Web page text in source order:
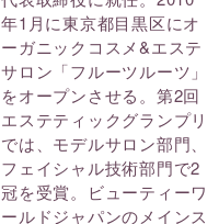
年1月に東京都目黒区にオ
ーガニックコスメ&エステ
サロン「フルーツルーツ」
をオープンさせる。第2回
エステティックグランプリ
では、モデルサロン部門、
フェイシャル技術部門で2
冠を受賞。ビューティーワ
ールドジャパンのメインス